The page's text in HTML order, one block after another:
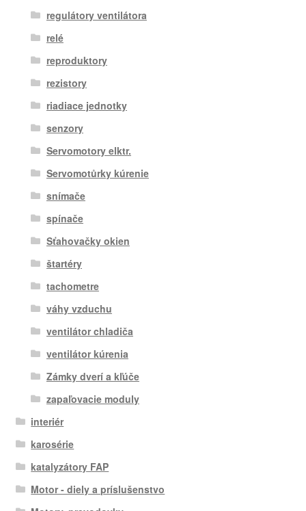
regulátory ventilátora
relé
reproduktory
rezistory
riadiace jednotky
senzory
Servomotory elktr.
Servomotůrky kúrenie
snímače
spínače
Sťahovačky okien
štartéry
tachometre
váhy vzduchu
ventilátor chladiča
ventilátor kúrenia
Zámky dverí a kľúče
zapaľovacie moduly
interiér
karosérie
katalyzátory FAP
Motor - diely a príslušenstvo